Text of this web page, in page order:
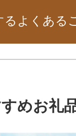
るよくある
めお礼